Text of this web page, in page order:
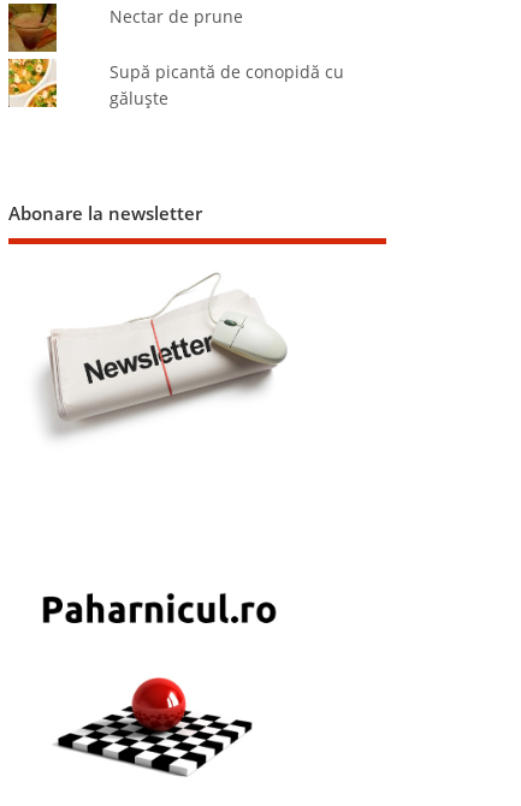
Nectar de prune
Supă picantă de conopidă cu
găluşte
Abonare la newsletter